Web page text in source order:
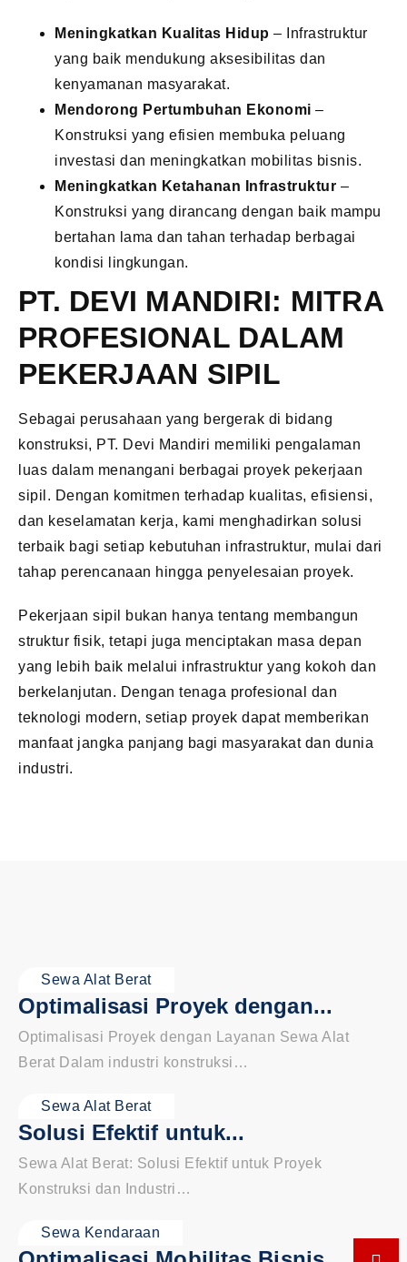
Meningkatkan Kualitas Hidup – Infrastruktur
yang baik mendukung aksesibilitas dan
kenyamanan masyarakat.
Mendorong Pertumbuhan Ekonomi –
Konstruksi yang efisien membuka peluang
investasi dan meningkatkan mobilitas bisnis.
Meningkatkan Ketahanan Infrastruktur –
Konstruksi yang dirancang dengan baik mampu
bertahan lama dan tahan terhadap berbagai
kondisi lingkungan.
PT. DEVI MANDIRI: MITRA
PROFESIONAL DALAM
PEKERJAAN SIPIL
Sebagai perusahaan yang bergerak di bidang
konstruksi, PT. Devi Mandiri memiliki pengalaman
luas dalam menangani berbagai proyek pekerjaan
sipil. Dengan komitmen terhadap kualitas, efisiensi,
dan keselamatan kerja, kami menghadirkan solusi
terbaik bagi setiap kebutuhan infrastruktur, mulai dari
tahap perencanaan hingga penyelesaian proyek.
Pekerjaan sipil bukan hanya tentang membangun
struktur fisik, tetapi juga menciptakan masa depan
yang lebih baik melalui infrastruktur yang kokoh dan
berkelanjutan. Dengan tenaga profesional dan
teknologi modern, setiap proyek dapat memberikan
manfaat jangka panjang bagi masyarakat dan dunia
industri.
Sewa Alat Berat
Optimalisasi Proyek dengan...
Optimalisasi Proyek dengan Layanan Sewa Alat
Berat Dalam industri konstruksi…
Sewa Alat Berat
Solusi Efektif untuk...
Sewa Alat Berat: Solusi Efektif untuk Proyek
Konstruksi dan Industri…
Sewa Kendaraan